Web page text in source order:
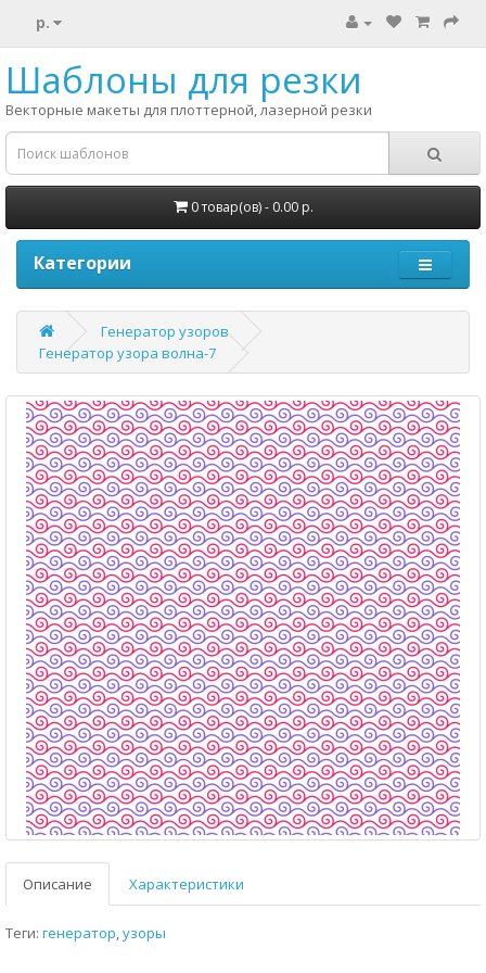
р.
Шаблоны для резки
Векторные макеты для плоттерной, лазерной резки
0 товар(ов) - 0.00 р.
Категории
Генератор узоров
Генератор узора волна-7
Описание Характеристики
Теги: генератор,узоры